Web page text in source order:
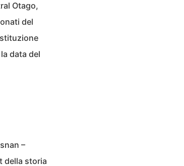
Otago,
del
data del
–
della storia